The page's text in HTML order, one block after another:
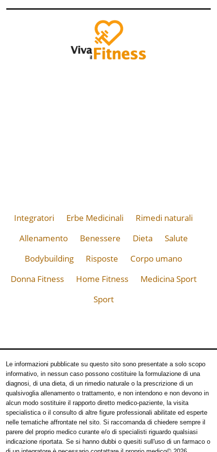
Integratori Erbe Medicinali
Rimedi naturali
Allenamento
Benessere Dieta
Salute
Bodybuilding
Risposte
Corpo umano
Donna Fitness
Home Fitness
Medicina Sport
Sport
Le informazioni pubblicate su questo sito sono presentate a solo scopo
informativo, in nessun caso possono costituire la formulazione di una
diagnosi, di una dieta, di un rimedio naturale o la prescrizione di un
qualsivoglia allenamento o trattamento, e non intendono e non devono in
alcun modo sostituire il rapporto diretto medico-paziente, la visita
specialistica o il consulto di altre figure professionali abilitate ed esperte
nelle tematiche affrontate nel sito. Si raccomanda di chiedere sempre il
parere del proprio medico curante e/o di specialisti riguardo qualsiasi
indicazione riportata. Se si hanno dubbi o quesiti sull'uso di un farmaco o